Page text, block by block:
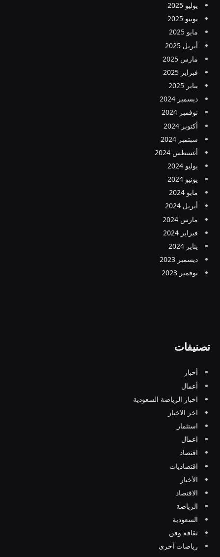
يوليو 2025
يونيو 2025
مايو 2025
أبريل 2025
مارس 2025
فبراير 2025
يناير 2025
ديسمبر 2024
نوفمبر 2024
أكتوبر 2024
سبتمبر 2024
أغسطس 2024
يوليو 2024
يونيو 2024
مايو 2024
أبريل 2024
مارس 2024
فبراير 2024
يناير 2024
ديسمبر 2023
نوفمبر 2023
تصنيفات
أخبار
أعمال
اخبار الرياضة السعودية
اخر الاخبار
استثمار
اعمال
اقتصاد
اقتصاديات
الأخبار
الاقتصاد
الرياضة
السعودية
ثقافة وفن
رياضات أخرى